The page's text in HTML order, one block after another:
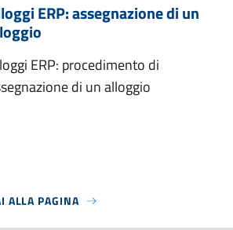
ERP: assegnazione di un
ERP: procedimento di
di un alloggio
ALLA PAGINA